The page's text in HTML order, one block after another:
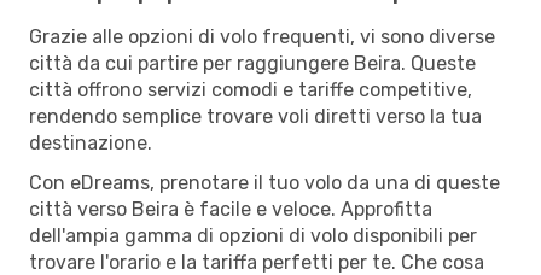
Grazie alle opzioni di volo frequenti, vi sono diverse
città da cui partire per raggiungere Beira. Queste
città offrono servizi comodi e tariffe competitive,
rendendo semplice trovare voli diretti verso la tua
destinazione.
Con eDreams, prenotare il tuo volo da una di queste
città verso Beira è facile e veloce. Approfitta
dell'ampia gamma di opzioni di volo disponibili per
trovare l'orario e la tariffa perfetti per te. Che cosa